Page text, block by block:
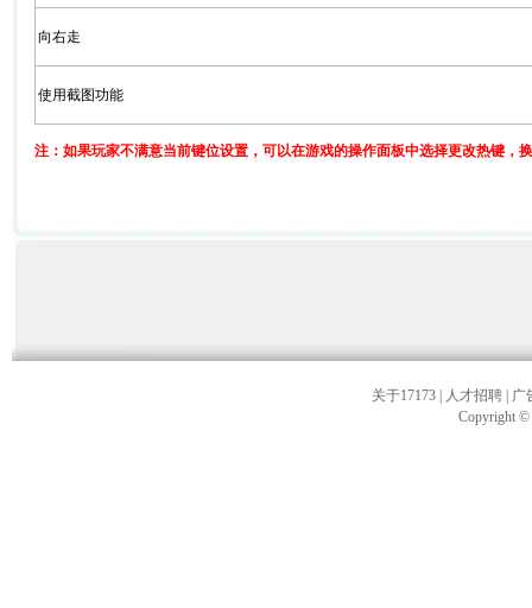
向右走
使用截图功能
注：如果玩家不满意当前键位设置，可以在游戏的操作面板中选择更改热键，
关于17173 人才招聘
广
Copyright ©